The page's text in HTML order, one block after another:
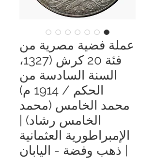
عملة فضية مصرية من
فئة 20 كرش (1327،
السنة السادسة من
الحكم / 1914 م)
محمد الخامس (محمد
الخامس رشاد) |
الإمبراطورية العثمانية
| ذهب وفضة - اليابان